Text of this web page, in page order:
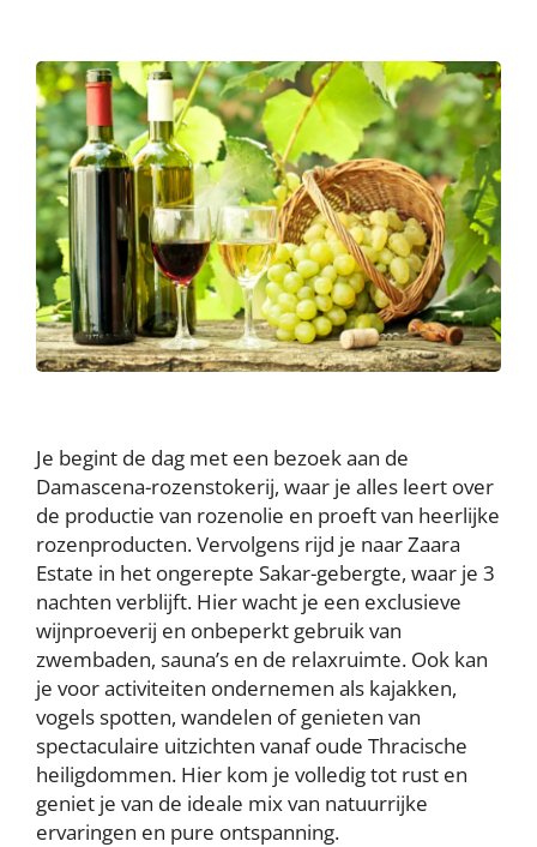
Je begint de dag met een bezoek aan de
Damascena-rozenstokerij, waar je alles leert over
de productie van rozenolie en proeft van heerlijke
rozenproducten. Vervolgens rijd je naar Zaara
Estate in het ongerepte Sakar-gebergte, waar je 3
nachten verblijft. Hier wacht je een exclusieve
wijnproeverij en onbeperkt gebruik van
zwembaden, sauna’s en de relaxruimte. Ook kan
je voor activiteiten ondernemen als kajakken,
vogels spotten, wandelen of genieten van
spectaculaire uitzichten vanaf oude Thracische
heiligdommen. Hier kom je volledig tot rust en
geniet je van de ideale mix van natuurrijke
ervaringen en pure ontspanning.